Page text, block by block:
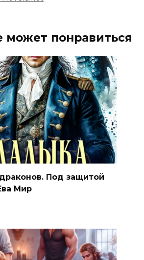
может понравиться
Под защитой
Мир